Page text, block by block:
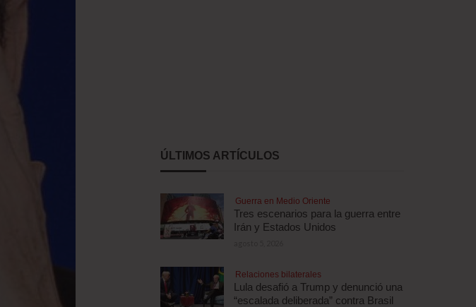
ÚLTIMOS ARTÍCULOS
Guerra en Medio Oriente
Tres escenarios para la guerra entre
Irán y Estados Unidos
Relaciones bilaterales
Lula desafió a Trump y denunció una
“escalada deliberada” contra Brasil